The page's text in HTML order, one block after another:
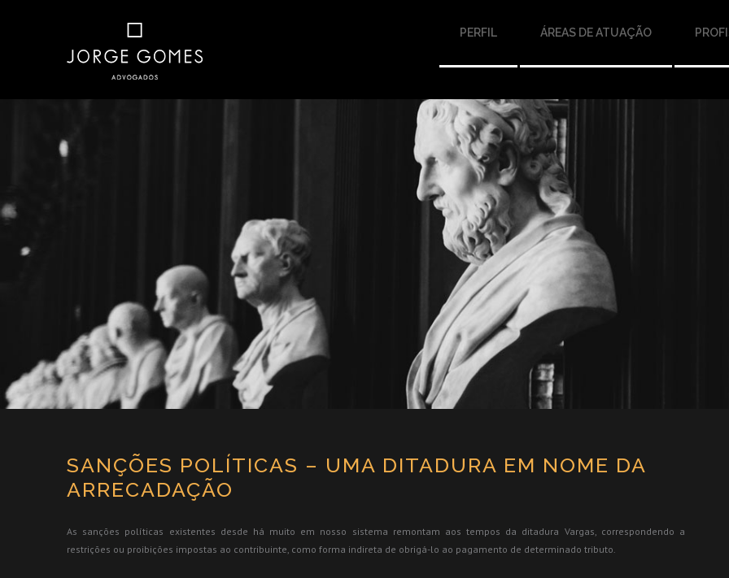
PERFIL ÁREAS DE ATUAÇÃO
SANÇÕES POLÍTICAS – UMA DITADURA EM NOME DA
ARRECADAÇÃO
As sanções políticas existentes desde há muito em nosso sistema remontam aos tempos da ditadura Vargas, correspondendo a
restrições ou proibições impostas ao contribuinte, como forma indireta de obrigá-lo ao pagamento de determinado tributo.